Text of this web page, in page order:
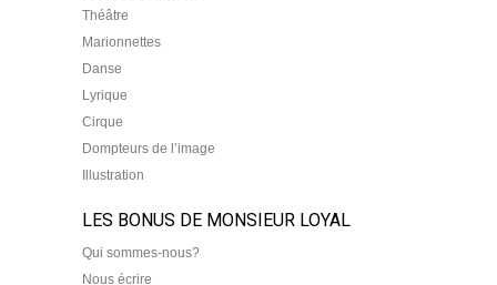
Théâtre
Marionnettes
Danse
Lyrique
Cirque
Dompteurs de l’image
Illustration
LES BONUS DE MONSIEUR LOYAL
Qui sommes-nous?
Nous écrire